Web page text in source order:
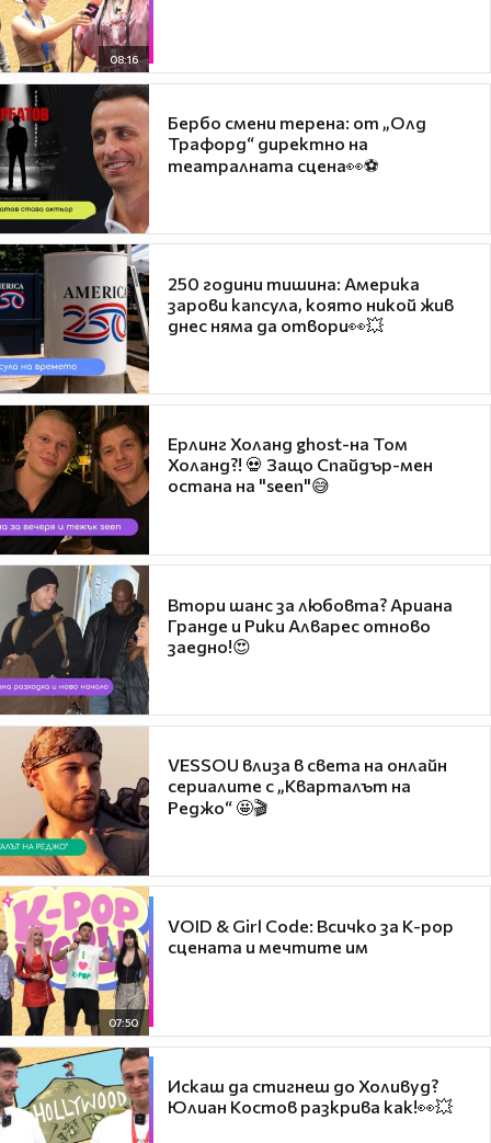
08:16
Бербо смени терена: от „Олд
Трафорд“ директно на
театралната сцена👀⚽
250 години тишина: Америка
зарови капсула, която никой жив
днес няма да отвори👀💥
Ерлинг Холанд ghost-на Том
Холанд?! 💀 Защо Спайдър-мен
остана на "seen"😅
Втори шанс за любовта? Ариана
Гранде и Рики Алварес отново
заедно!😍
VESSOU влиза в света на онлайн
сериалите с „Кварталът на
Реджо“ 🤩🎬
07:50
VOID & Girl Code: Всичко за K-pop
сцената и мечтите им
Искаш да стигнеш до Холивуд?
Юлиан Костов разкрива как!👀💥